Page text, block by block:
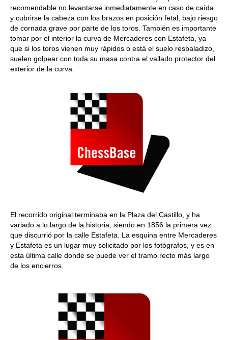
recomendable no levantarse inmediatamente en caso de caída
y cubrirse la cabeza con los brazos en posición fetal, bajo riesgo
de cornada grave por parte de los toros. También es importante
tomar por el interior la curva de Mercaderes con Estafeta, ya
que si los toros vienen muy rápidos o está el suelo resbaladizo,
suelen golpear con toda su masa contra el vallado protector del
exterior de la curva.
El recorrido original terminaba en la Plaza del Castillo, y ha
variado a lo largo de la historia, siendo en 1856 la primera vez
que discurrió por la calle Estafeta. La esquina entre Mercaderes
y Estafeta es un lugar muy solicitado por los fotógrafos, y es en
esta última calle donde se puede ver el tramo recto más largo
de los encierros.